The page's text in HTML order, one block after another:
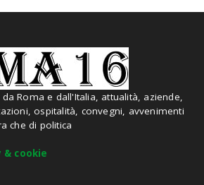
Roma e dall'Italia, attualità, aziende,
ospitalità, convegni, avvenimenti
che di politica
cookie